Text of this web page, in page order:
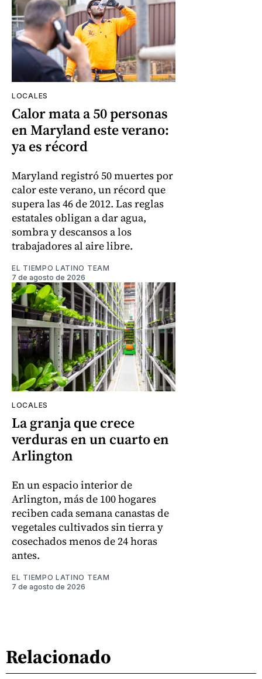
LOCALES
Calor mata a 50 personas
en Maryland este verano:
ya es récord
Maryland registró 50 muertes por
calor este verano, un récord que
supera las 46 de 2012. Las reglas
estatales obligan a dar agua,
sombra y descansos a los
trabajadores al aire libre.
EL TIEMPO LATINO TEAM
7 de agosto de 2026
LOCALES
La granja que crece
verduras en un cuarto en
Arlington
En un espacio interior de
Arlington, más de 100 hogares
reciben cada semana canastas de
vegetales cultivados sin tierra y
cosechados menos de 24 horas
antes.
EL TIEMPO LATINO TEAM
7 de agosto de 2026
Relacionado